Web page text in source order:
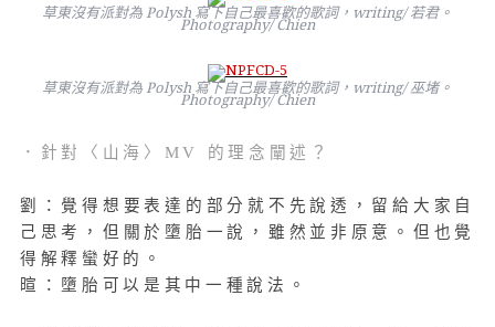
草東沒有派對為 Polysh 寫下自己最喜歡的歌詞，writing/ 若君。
Photography/ Chien
草東沒有派對為 Polysh 寫下自己最喜歡的歌詞，writing/ 巫堵。
Photography/ Chien
．針對〈山海〉MV 的理念闡述？
劉：覺得想要表達的部分就不先說透，留給大家自
己思考，但關於墮胎一說，雖然並非原意。但也覺
得解釋蠻好的。
暄：墮胎可以是其中一種說法。